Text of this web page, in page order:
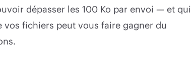
dépasser les 100 Ko par envoi — et qui
fichiers peut vous faire gagner du